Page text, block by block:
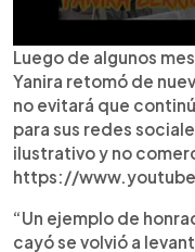
Luego de algunos
Yanira retomó de
no evitará que
para sus redes
ilustrativo y no
https://
“Un ejemplo de
cayó se volvió a